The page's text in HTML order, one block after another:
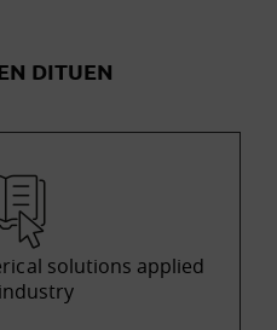
DITUEN
solutions applied